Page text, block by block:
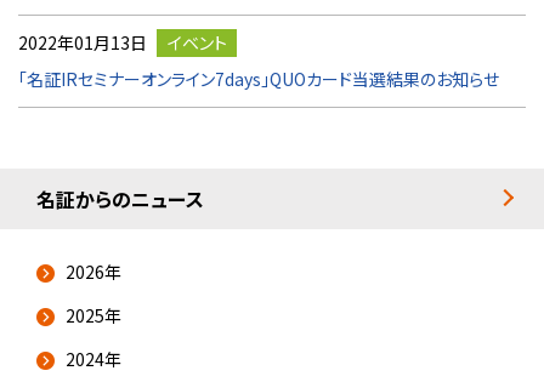
2022年01月13日
イベント
「名証IRセミナーオンライン7days」QUOカード当選結果のお知らせ
名証からのニュース
2026年
2025年
2024年